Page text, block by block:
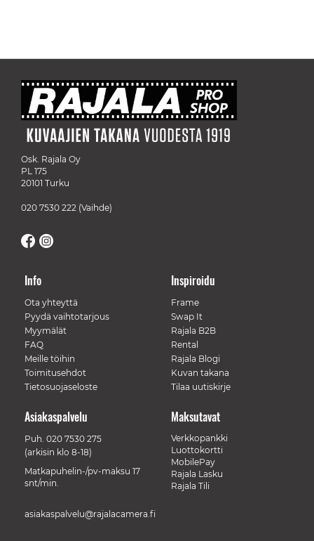
Osk. Rajala Oy
PL 175
20101 Turku
020 7530 222 (Vaihde)
Info
Ota yhteyttä
Pyydä vaihtotarjous
Myymälät
FAQ
Meille töihin
Toimitusehdot
Tietosuojaseloste
Inspiroidu
Frame
Swap It
Rajala B2B
Rental
Rajala Blogi
Kuvan takana
Tilaa uutiskirje
Maksutavat
Verkkopankki
Luottokortti
MobilePay
Rajala Lasku
Rajala Tili
Asiakaspalvelu
Puh. 020 7530 275
(arkisin klo 8-18)
Matkapuhelin-/pv-maksu 17
snt/min.
asiakaspalvelu@rajalacamera.fi